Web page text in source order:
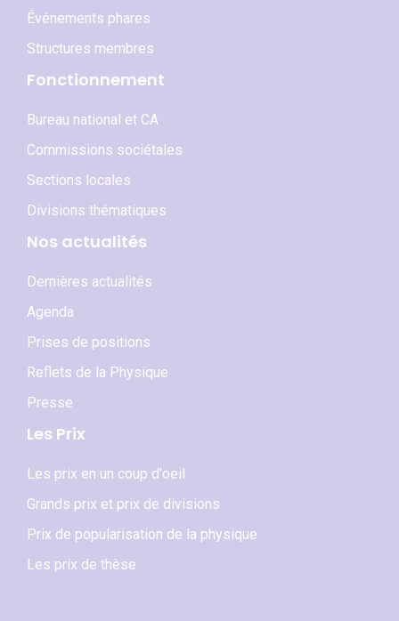
Événements phares
Structures membres
Fonctionnement
Bureau national et CA
Commissions sociétales
Sections locales
Divisions thématiques
Nos actualités
Dernières actualités
Agenda
Prises de positions
Reflets de la Physique
Presse
Les Prix
Les prix en un coup d'oeil
Grands prix et prix de divisions
Prix de popularisation de la physique
Les prix de thèse